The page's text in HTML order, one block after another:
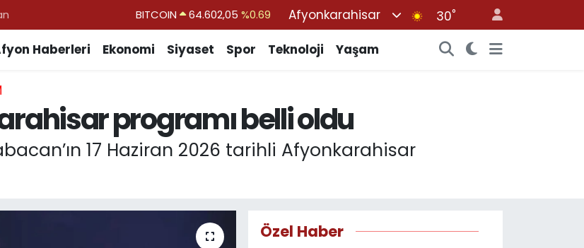
DOLAR 47,5986 %0.06
EURO
55,0700
%0.1
BİST100 13.703%0
Afyonkarahisar 30°
Haberleri Ekonomi Siyaset Spor Teknoloji Yaşam
programı belli oldu
17 Haziran 2026 tarihli Afyonkarahisar
Özel Haber